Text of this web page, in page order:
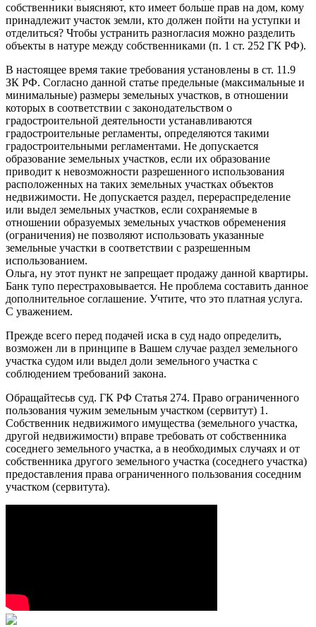
собственники выясняют, кто имеет больше прав на дом, кому
принадлежит участок земли, кто должен пойти на уступки и
отделиться? Чтобы устранить разногласия можно разделить
объекты в натуре между собственниками (п. 1 ст. 252 ГК РФ).
В настоящее время такие требования установлены в ст. 11.9
ЗК РФ. Согласно данной статье предельные (максимальные и
минимальные) размеры земельных участков, в отношении
которых в соответствии с законодательством о
градостроительной деятельности устанавливаются
градостроительные регламенты, определяются такими
градостроительными регламентами. Не допускается
образование земельных участков, если их образование
приводит к невозможности разрешенного использования
расположенных на таких земельных участках объектов
недвижимости. Не допускается раздел, перераспределение
или выдел земельных участков, если сохраняемые в
отношении образуемых земельных участков обременения
(ограничения) не позволяют использовать указанные
земельные участки в соответствии с разрешенным
использованием.
Ольга, ну этот пункт не запрещает продажу данной квартиры.
Банк тупо перестраховывается. Не проблема составить данное
дополнительное соглашение. Учтите, что это платная услуга.
С уважением.
Прежде всего перед подачей иска в суд надо определить,
возможен ли в принципе в Вашем случае раздел земельного
участка судом или выдел доли земельного участка с
соблюдением требований закона.
Обращайтесьв суд. ГК РФ Статья 274. Право ограниченного
пользования чужим земельным участком (сервитут) 1.
Собственник недвижимого имущества (земельного участка,
другой недвижимости) вправе требовать от собственника
соседнего земельного участка, а в необходимых случаях и от
собственника другого земельного участка (соседнего участка)
предоставления права ограниченного пользования соседним
участком (сервитута).